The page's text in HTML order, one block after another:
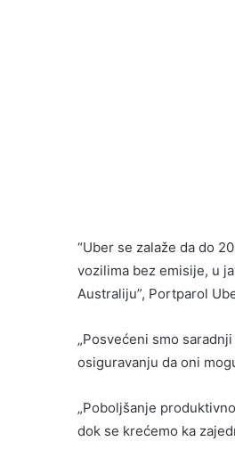
“Uber se zalaže da do
vozilima bez emisije, u
Australiju”, Portparol
„Posvećeni smo
osiguravanju da oni
„Poboljšanje
dok se krećemo ka